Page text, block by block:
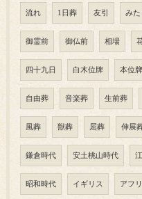
流れ 1日葬 友引 みた
御霊前 御仏前 相場
四十九日 白木位牌 本位牌
自由葬 音楽葬 生前葬
風葬 獣葬 屈葬 伸展
鎌倉時代 安土桃山時代
昭和時代 イギリス アフ